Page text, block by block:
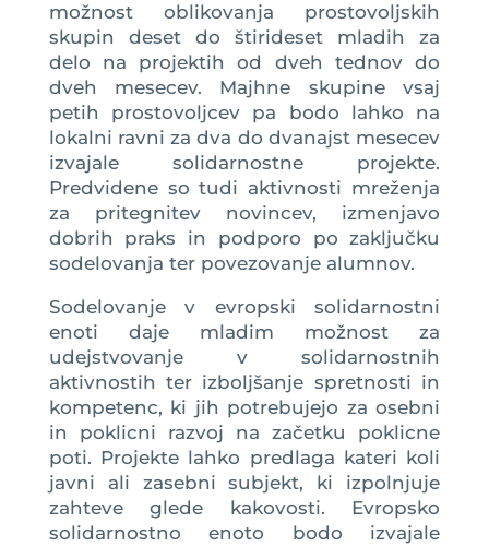
možnost oblikovanja prostovoljskih
skupin deset do štirideset mladih za
delo na projektih od dveh tednov do
dveh mesecev. Majhne skupine vsaj
petih prostovoljcev pa bodo lahko na
lokalni ravni za dva do dvanajst mesecev
izvajale solidarnostne projekte.
Predvidene so tudi aktivnosti mreženja
za pritegnitev novincev, izmenjavo
dobrih praks in podporo po zaključku
sodelovanja ter povezovanje alumnov.
Sodelovanje v evropski solidarnostni
enoti daje mladim možnost za
udejstvovanje v solidarnostnih
aktivnostih ter izboljšanje spretnosti in
kompetenc, ki jih potrebujejo za osebni
in poklicni razvoj na začetku poklicne
poti. Projekte lahko predlaga kateri koli
javni ali zasebni subjekt, ki izpolnjuje
zahteve glede kakovosti. Evropsko
solidarnostno enoto bodo izvajale